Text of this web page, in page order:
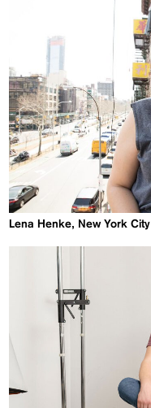
Lena Henke, New York City